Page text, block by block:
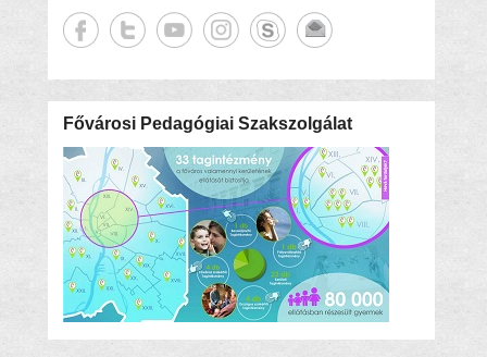
Fővárosi Pedagógiai Szakszolgálat